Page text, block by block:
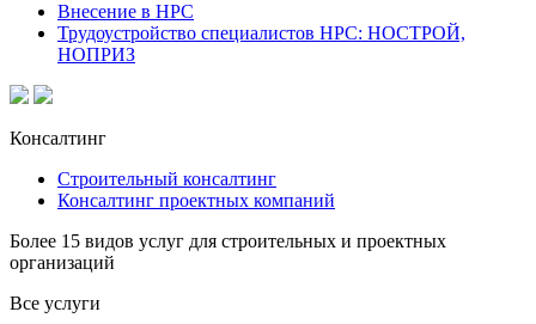
Внесение в НРС
Трудоустройство специалистов НРС: НОСТРОЙ,
НОПРИЗ
Консалтинг
Строительный консалтинг
Консалтинг проектных компаний
Более 15 видов услуг для строительных и проектных
организаций
Все услуги